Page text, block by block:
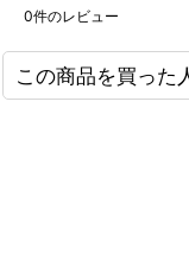
0件のレビュー
この商品を買った